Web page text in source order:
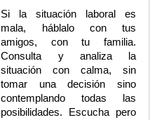
Si la situación laboral es
mala, háblalo con tus
amigos, con tu familia.
Consulta y analiza la
situación con calma, sin
tomar una decisión sino
contemplando todas las
posibilidades. Escucha pero